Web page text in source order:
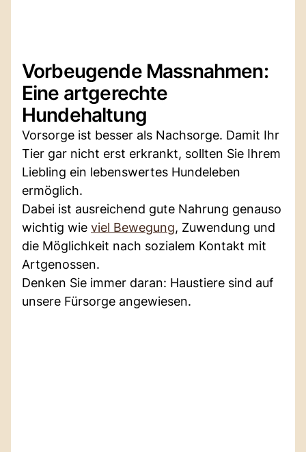
Vorbeugende Massnahmen:
Eine artgerechte
Hundehaltung
Vorsorge ist besser als Nachsorge. Damit Ihr
Tier gar nicht erst erkrankt, sollten Sie Ihrem
Liebling ein lebenswertes Hundeleben
ermöglich.
Dabei ist ausreichend gute Nahrung genauso
wichtig wie viel Bewegung, Zuwendung und
die Möglichkeit nach sozialem Kontakt mit
Artgenossen.
Denken Sie immer daran: Haustiere sind auf
unsere Fürsorge angewiesen.